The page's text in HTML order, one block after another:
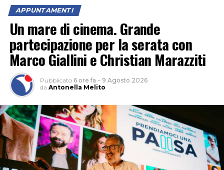
APPUNTAMENTI
Un mare di cinema. Grande
partecipazione per la serata con
Marco Giallini e Christian Marazziti
Pubblicato 6 ore fa – 9 Agosto 2026
da Antonella Melito